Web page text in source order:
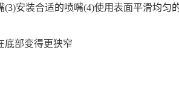
安装合适的喷嘴(4)使用表面平滑均匀
部变得更狭窄